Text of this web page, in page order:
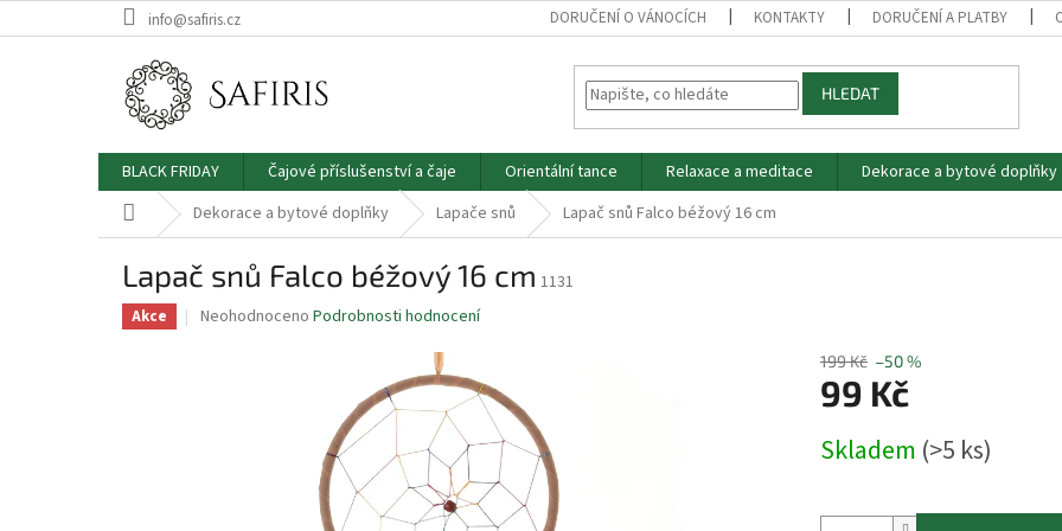
na
info@safiris.cz DORUČENÍ O VÁNOCÍCH KONTAKTY DORUČENÍ A PLATBY
HLEDAT
BLACK FRIDAY Čajové příslušenství a čaje Orientální tance Relaxace a meditace Dekorace a bytové doplňky
Domů Dekorace a bytové doplňky Lapače snů Lapač snů Falco béžový 16 cm
Lapač snů Falco béžový 16 cm 1131
Akce
Průměrné
Neohodnoceno Podrobnosti hodnocení
199 Kč –50 %
99 Kč
cena:
Skladem (>5 ks)